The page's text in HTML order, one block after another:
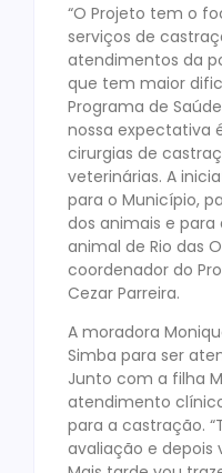
“O Projeto tem o
serviços de
atendimentos da
que tem maior
Programa de
nossa expectativa
cirurgias de
veterinárias. A
para o Município,
dos animais e
animal de Rio das
coordenador do
Cezar Parreira.
A moradora
Simba para ser
Junto com a filha
atendimento
para a castração.
avaliação e depois